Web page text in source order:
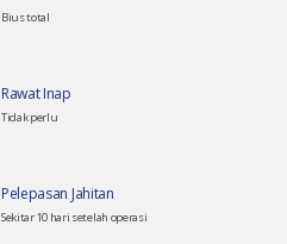
Bius total
Rawat Inap
Tidak perlu
Pelepasan Jahitan
Sekitar 10 hari setelah operasi